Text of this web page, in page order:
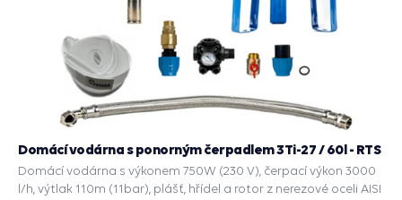
Domácí vodárna s ponorným čerpadlem 3Ti-27 / 60l - RTS
Domácí vodárna s výkonem 750W (230 V), čerpací výkon 3000
l/h, výtlak 110m (11bar), plášť, hřídel a rotor z nerezové oceli AISI